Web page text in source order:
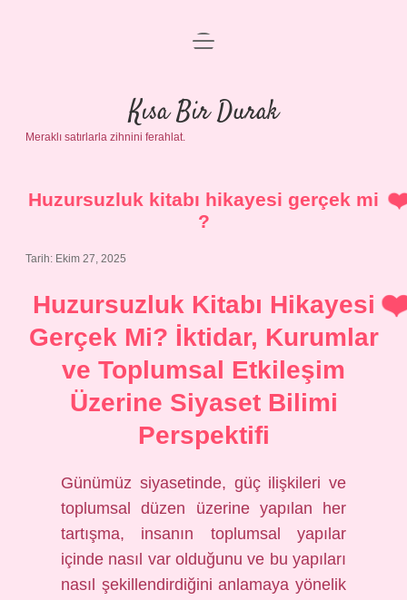
Anasayfa
Gizlilik Politikası
Yasal Uyarı
menüyü
Kısa Bir Durak
Meraklı satırlarla zihnini ferahlat.
Huzursuzluk kitabı hikayesi gerçek mi
?
Tarih: Ekim 27, 2025
Huzursuzluk Kitabı Hikayesi
Gerçek Mi? İktidar, Kurumlar
ve Toplumsal Etkileşim
Üzerine Siyaset Bilimi
Perspektifi
Günümüz siyasetinde, güç ilişkileri ve
toplumsal düzen üzerine yapılan her
tartışma, insanın toplumsal yapılar
içinde nasıl var olduğunu ve bu yapıları
nasıl şekillendirdiğini anlamaya yönelik